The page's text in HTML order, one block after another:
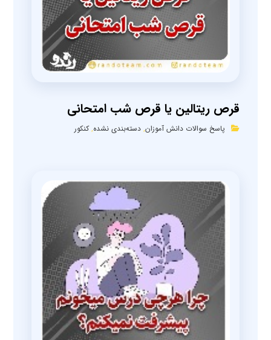
قرص ریتالین یا قرص شب امتحانی
پاسخ سوالات دانش آموزان,دسته‌بندی نشده,کنکور